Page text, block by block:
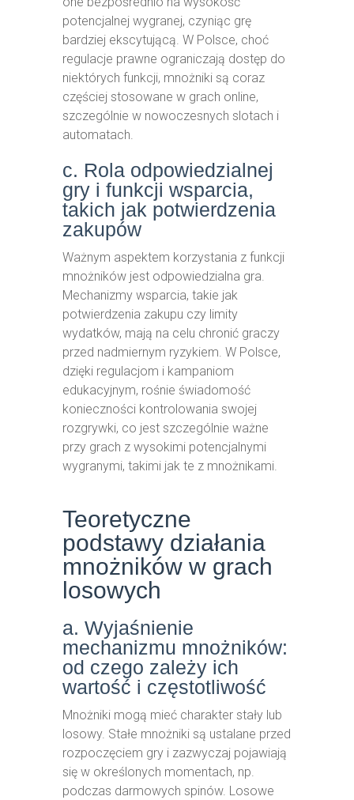
potencjalnej wygranej, czyniąc grę
bardziej ekscytującą. W Polsce, choć
regulacje prawne ograniczają dostęp do
niektórych funkcji, mnożniki są coraz
częściej stosowane w grach online,
szczególnie w nowoczesnych slotach i
automatach.
c. Rola odpowiedzialnej
gry i funkcji wsparcia,
takich jak potwierdzenia
zakupów
Ważnym aspektem korzystania z funkcji
mnożników jest odpowiedzialna gra.
Mechanizmy wsparcia, takie jak
potwierdzenia zakupu czy limity
wydatków, mają na celu chronić graczy
przed nadmiernym ryzykiem. W Polsce,
dzięki regulacjom i kampaniom
edukacyjnym, rośnie świadomość
konieczności kontrolowania swojej
rozgrywki, co jest szczególnie ważne
przy grach z wysokimi potencjalnymi
wygranymi, takimi jak te z mnożnikami.
Teoretyczne
podstawy działania
mnożników w grach
losowych
a. Wyjaśnienie
mechanizmu mnożników:
od czego zależy ich
wartość i częstotliwość
Mnożniki mogą mieć charakter stały lub
losowy. Stałe mnożniki są ustalane przed
rozpoczęciem gry i zazwyczaj pojawiają
się w określonych momentach, np.
podczas darmowych spinów. Losowe